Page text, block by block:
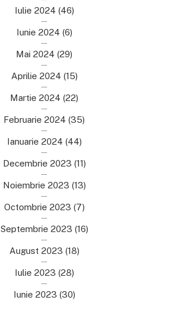
Iulie 2024 (46)
Iunie 2024 (6)
Mai 2024 (29)
Aprilie 2024 (15)
Martie 2024 (22)
Februarie 2024 (35)
Ianuarie 2024 (44)
Decembrie 2023 (11)
Noiembrie 2023 (13)
Octombrie 2023 (7)
Septembrie 2023 (16)
August 2023 (18)
Iulie 2023 (28)
Iunie 2023 (30)